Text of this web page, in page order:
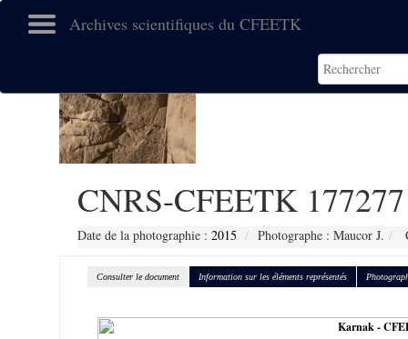
Archives scientifiques du CFEETK
CNRS-CFEETK 177277
Date de la photographie : 2015 Photographe : Maucor J.
Consulter le document Information sur les éléments représentés